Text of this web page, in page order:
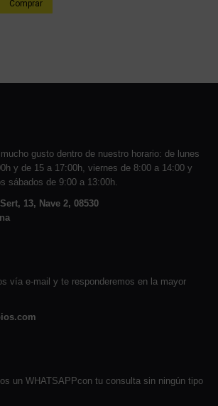
Comprar
gusto dentro de nuestro horario: de lunes
y de 15 a 17:00h, viernes de 8:00 a 14:00 y
sábados de 9:00 a 13:00h.
13, Nave 2, 08530
vía e-mail y te responderemos en la mayor
un WHATSAPPcon tu consulta sin ningún tipo